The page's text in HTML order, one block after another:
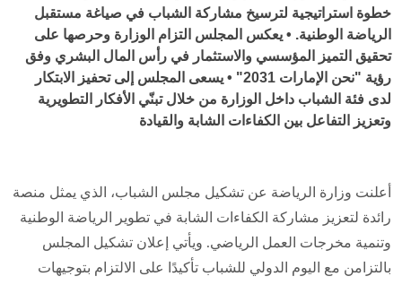
خطوة استراتيجية لترسيخ مشاركة الشباب في صياغة مستقبل
الرياضة الوطنية. • يعكس المجلس التزام الوزارة وحرصها على
تحقيق التميز المؤسسي والاستثمار في رأس المال البشري وفق
رؤية "نحن الإمارات 2031" • يسعى المجلس إلى تحفيز الابتكار
لدى فئة الشباب داخل الوزارة من خلال تبنّي الأفكار التطويرية
وتعزيز التفاعل بين الكفاءات الشابة والقيادة
أعلنت وزارة الرياضة عن تشكيل مجلس الشباب، الذي يمثل منصة
رائدة لتعزيز مشاركة الكفاءات الشابة في تطوير الرياضة الوطنية
وتنمية مخرجات العمل الرياضي. ويأتي إعلان تشكيل المجلس
بالتزامن مع اليوم الدولي للشباب تأكيدًا على الالتزام بتوجيهات